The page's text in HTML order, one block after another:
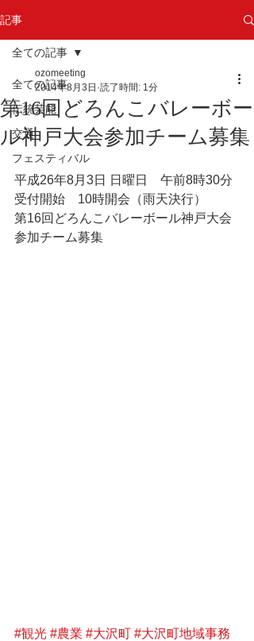
記事
全ての記事
伝統芸能
交通
フェスティバル
全ての記事
第16回どろんこバレーボー
ル神戸大会参加チーム募集
ozomeeting
2014年8月3日 読了時間: 1分
平成26年8月3日 日曜日　午前8時30分
受付開始　10時開会（雨天決行）
第16回どろんこバレーボール神戸大会
参加チーム募集
#観光 #農業 #大沢町 #大沢町地域事務